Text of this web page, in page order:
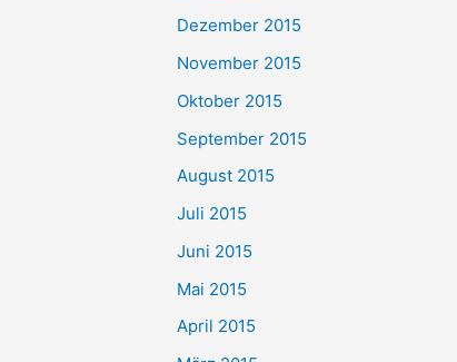
Dezember 2015
November 2015
Oktober 2015
September 2015
August 2015
Juli 2015
Juni 2015
Mai 2015
April 2015